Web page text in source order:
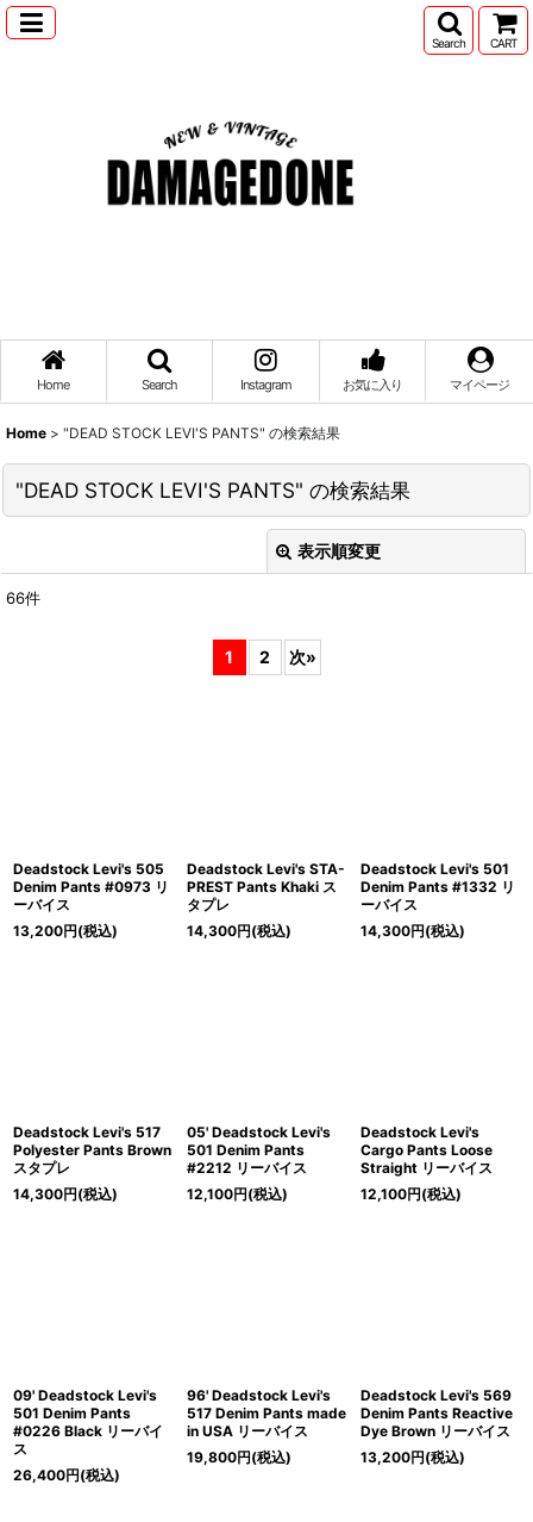
Search CART
Home Search Instagram お気に入り マイページ
Home > "DEAD STOCK LEVI'S PANTS" の検索結果
"DEAD STOCK LEVI'S PANTS" の検索結果
表示順変更
Search
66件
1 2 次»
Deadstock Levi's 505
Denim Pants #0973 リ
ーバイス
13,200円(税込)
Deadstock Levi's STA-
PREST Pants Khaki ス
タプレ
14,300円(税込)
Deadstock Levi's 501
Denim Pants #1332 リ
ーバイス
14,300円(税込)
Deadstock Levi's 517
Polyester Pants Brown
スタプレ
14,300円(税込)
05' Deadstock Levi's
501 Denim Pants
#2212 リーバイス
12,100円(税込)
Deadstock Levi's
Cargo Pants Loose
Straight リーバイス
12,100円(税込)
09' Deadstock Levi's
501 Denim Pants
#0226 Black リーバイ
ス
26,400円(税込)
96' Deadstock Levi's
517 Denim Pants made
in USA リーバイス
19,800円(税込)
Deadstock Levi's 569
Denim Pants Reactive
Dye Brown リーバイス
13,200円(税込)